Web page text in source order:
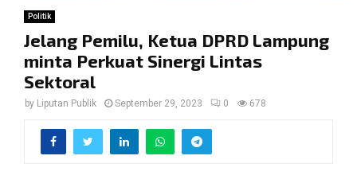
Politik
Jelang Pemilu, Ketua DPRD Lampung
minta Perkuat Sinergi Lintas
Sektoral
by Liputan Publik September 29, 2023 0 678